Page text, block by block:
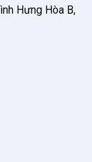
Hưng Hòa B,